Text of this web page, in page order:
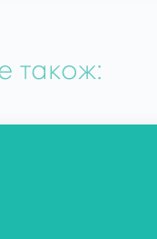
також: